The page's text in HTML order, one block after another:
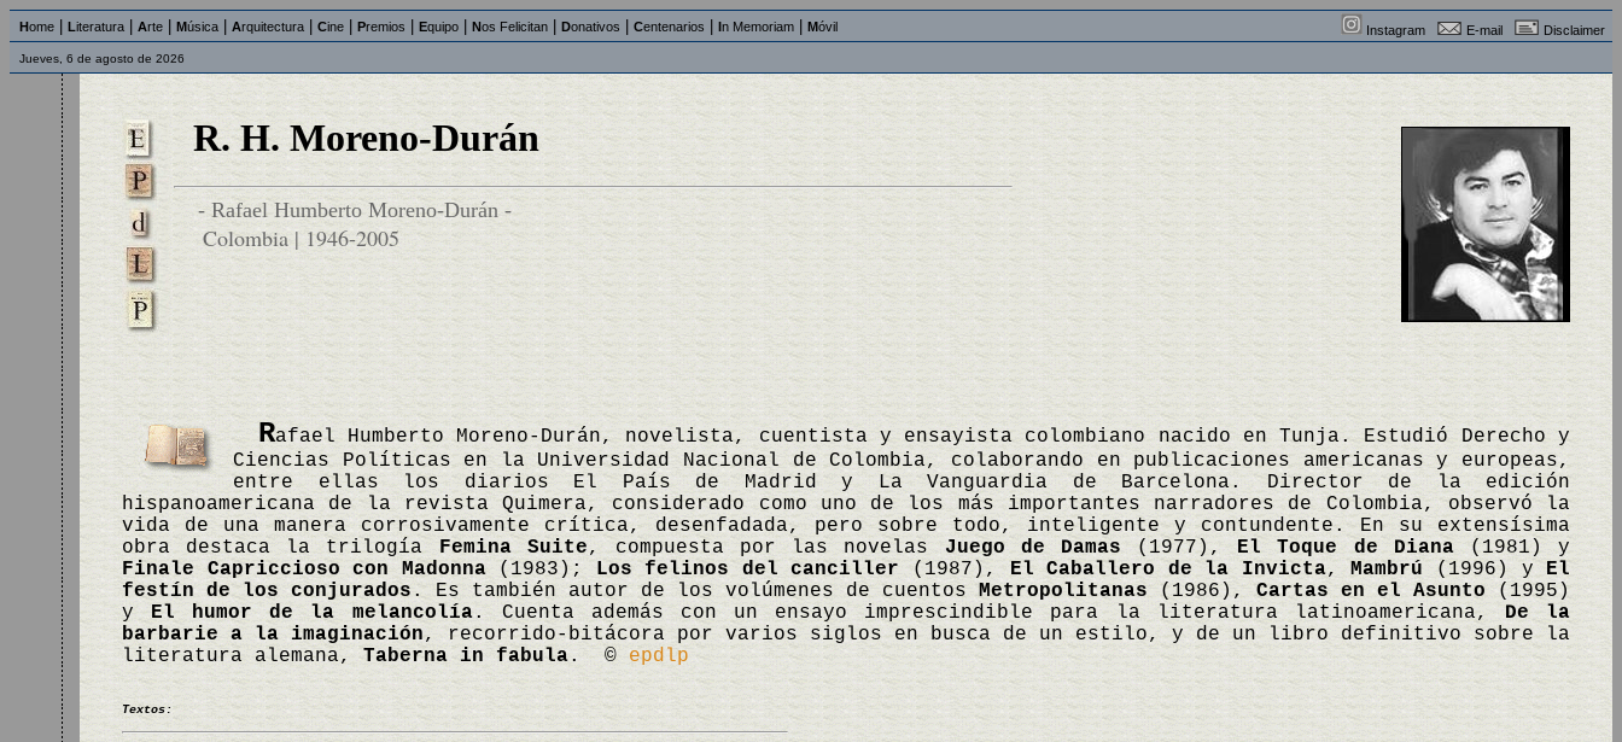
Home Literatura Arte Música Arquitectura Cine Premios Equipo Nos Felicitan Donativos Centenarios In Memoriam Móvil Instagram E-mail Disclaimer
Jueves, 6 de agosto de 2026
R. H. Moreno-Durán
- Rafael Humberto Moreno-Durán -
Colombia | 1946-2005
Rafael Humberto Moreno-Durán, novelista, cuentista y ensayista colombiano nacido en Tunja. Estudió Derecho y
Ciencias Políticas en la Universidad Nacional de Colombia, colaborando en publicaciones americanas y europeas,
entre ellas los diarios El País de Madrid y La Vanguardia de Barcelona. Director de la edición
hispanoamericana de la revista Quimera, considerado como uno de los más importantes narradores de Colombia, observó la
vida de una manera corrosivamente crítica, desenfadada, pero sobre todo, inteligente y contundente. En su extensísima
obra destaca la trilogía Femina Suite, compuesta por las novelas Juego de Damas (1977), El Toque de Diana(1981) y
Finale Capriccioso con Madonna(1983); Los felinos del canciller (1987), El Caballero de la Invicta,Mambrú (1996) y El
festín de los conjurados . Es también autor de los volúmenes de cuentosMetropolitanas(1986),Cartas en el Asunto (1995)
y El humor de la melancolía. Cuenta además con un ensayo imprescindible para la literatura latinoamericana, De la
barbarie a la imaginación, recorrido-bitácora por varios siglos en busca de un estilo, y de un libro definitivo sobre la
literatura alemana,Taberna in fabula. © epdlp
Textos: